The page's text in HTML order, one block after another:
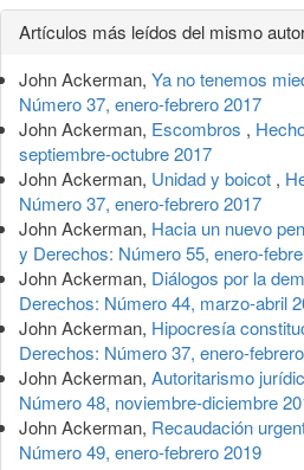
Detalles
del
artículo
Artículos más leídos del mismo
John Ackerman, Ya no tenemos
Número 37, enero-febrero 2017
John Ackerman, Escombros ,
septiembre-octubre 2017
John Ackerman, Unidad y boicot ,
Número 37, enero-febrero 2017
John Ackerman, Hacia un nuevo
y Derechos: Número 55, enero-
John Ackerman, Diálogos por la
Derechos: Número 44, marzo-abril
John Ackerman, Hipocresía
Derechos: Número 37, enero-
John Ackerman, Autoritarismo
Número 48, noviembre-diciembre
John Ackerman, Recaudación
Número 49, enero-febrero 2019